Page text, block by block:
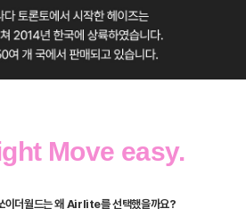
Move easy.
이더월드는 왜 Airlite를 선택했을까요?